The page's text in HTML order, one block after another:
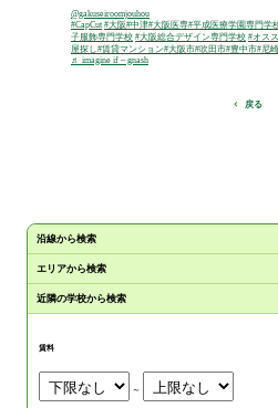
@gakuseiroomjouhou
#CapCut #大阪#中津#大阪医専#平成医療学園専門学
子服飾専門学校 #大阪総合デザイン専門学校 #オス
屋探し #賃貸マンション#大阪市#吹田市#豊中市#尼
♬ imagine if – gnash
戻る
沿線から検索
エリアから検索
近隣の学校から検索
賃料
～